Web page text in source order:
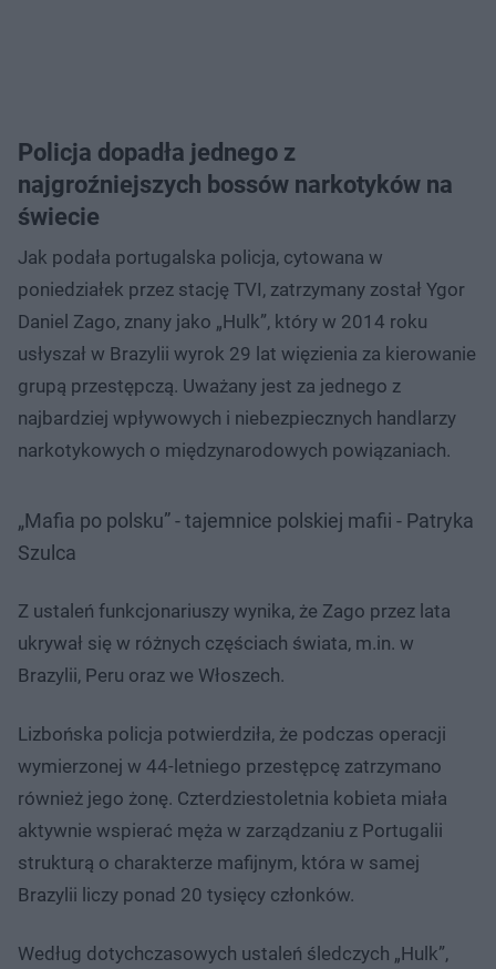
Policja dopadła jednego z
najgroźniejszych bossów narkotyków na
świecie
Jak podała portugalska policja, cytowana w
poniedziałek przez stację TVI, zatrzymany został Ygor
Daniel Zago, znany jako „Hulk”, który w 2014 roku
usłyszał w Brazylii wyrok 29 lat więzienia za kierowanie
grupą przestępczą. Uważany jest za jednego z
najbardziej wpływowych i niebezpiecznych handlarzy
narkotykowych o międzynarodowych powiązaniach.
„Mafia po polsku” - tajemnice polskiej mafii - Patryka
Szulca
Z ustaleń funkcjonariuszy wynika, że Zago przez lata
ukrywał się w różnych częściach świata, m.in. w
Brazylii, Peru oraz we Włoszech.
Lizbońska policja potwierdziła, że podczas operacji
wymierzonej w 44-letniego przestępcę zatrzymano
również jego żonę. Czterdziestoletnia kobieta miała
aktywnie wspierać męża w zarządzaniu z Portugalii
strukturą o charakterze mafijnym, która w samej
Brazylii liczy ponad 20 tysięcy członków.
Według dotychczasowych ustaleń śledczych „Hulk”,